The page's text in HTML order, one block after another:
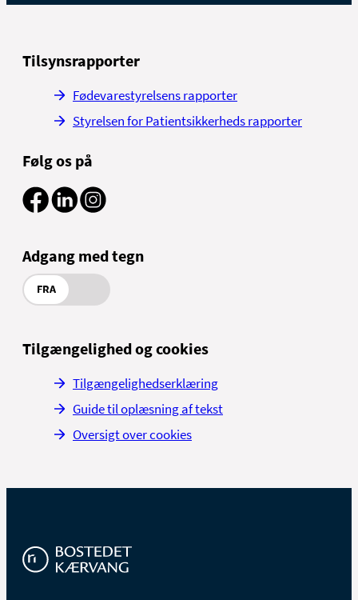
Tilsynsrapporter
Fødevarestyrelsens rapporter
Styrelsen for Patientsikkerheds rapporter
Følg os på
Adgang med tegn
FRA
Tilgængelighed og cookies
Tilgængelighedserklæring
Guide til oplæsning af tekst
Oversigt over cookies